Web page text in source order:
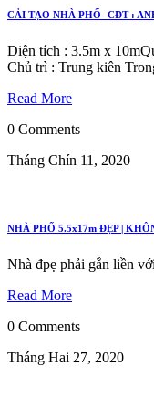
CẢI TẠO NHÀ PHỐ- CĐT :
Diện tích : 3.5m x
Chủ trì : Trung kiên
Read More
0 Comments
Tháng Chín 11, 2020
NHÀ PHỐ 5.5x17m ĐẸP |
Nhà đpẹ phải gắn liền
Read More
0 Comments
Tháng Hai 27, 2020